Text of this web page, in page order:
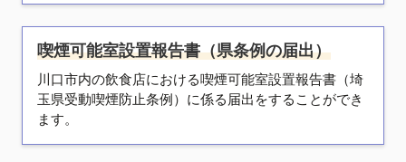
喫煙可能室設置報告書（県条例の届出）
川口市内の飲食店における喫煙可能室設置報告書（埼
玉県受動喫煙防止条例）に係る届出をすることができ
ます。